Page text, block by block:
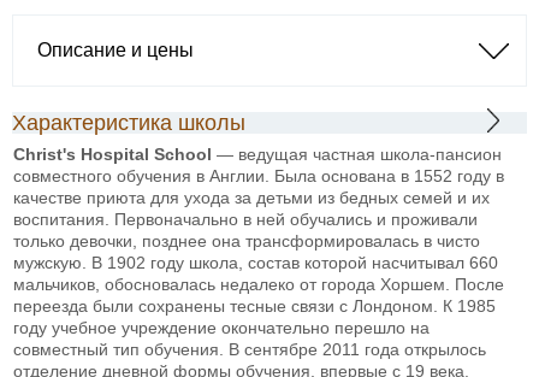
Описание и цены
Характеристика школы
Christ's Hospital School — ведущая частная школа-пансион
совместного обучения в Англии. Была основана в 1552 году в
качестве приюта для ухода за детьми из бедных семей и их
воспитания. Первоначально в ней обучались и проживали
только девочки, позднее она трансформировалась в чисто
мужскую. В 1902 году школа, состав которой насчитывал 660
мальчиков, обосновалась недалеко от города Хоршем. После
переезда были сохранены тесные связи с Лондоном. К 1985
году учебное учреждение окончательно перешло на
совместный тип обучения. В сентябре 2011 года открылось
отделение дневной формы обучения, впервые с 19 века.